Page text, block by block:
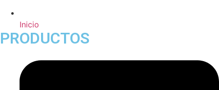
Inicio
PRODUCTOS